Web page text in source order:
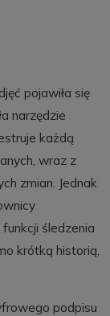
pojawiła się
narzędzie
każdą
wraz z
zmian. Jednak
śledzenia
krótką historią,
podpisu